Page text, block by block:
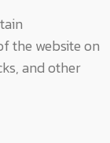
the website on
and other